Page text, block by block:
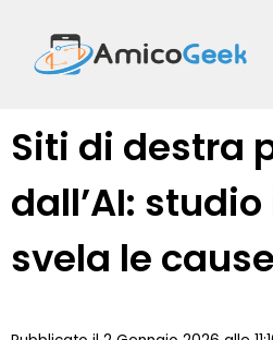
contenuto
Siti di destra
dall’AI:
svela le cause